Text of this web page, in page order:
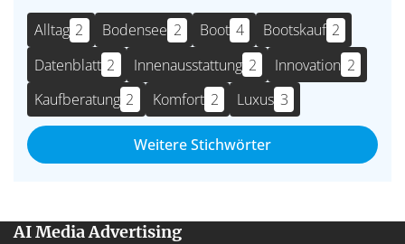
Alltag 2 Bodensee 2 Boot 4 Bootskauf 2
Datenblatt 2 Innenausstattung 2 Innovation 2
Kaufberatung 2 Komfort 2 Luxus 3
Weitere Stichwörter
AI Media Advertising